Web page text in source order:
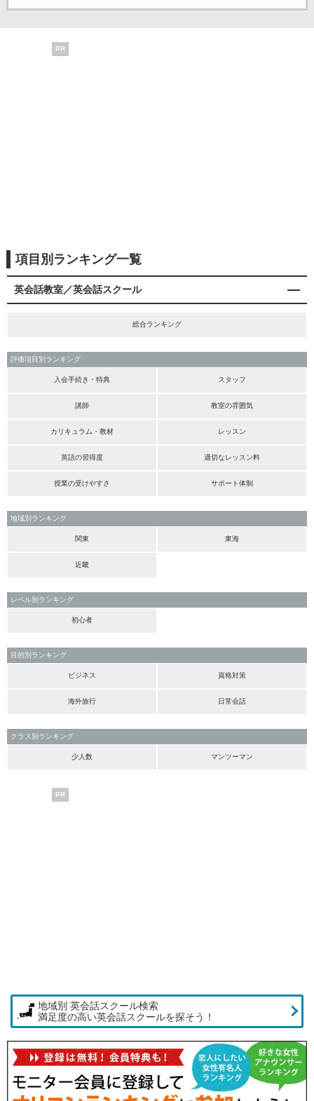
PR
項目別ランキング一覧
英会話教室／英会話スクール
総合ランキング
評価項目別ランキング
入会手続き・特典 スタッフ
講師 教室の雰囲気
カリキュラム・教材 レッスン
英語の習得度 適切なレッスン料
授業の受けやすさ サポート体制
地域別ランキング
関東 東海
近畿
レベル別ランキング
初心者
目的別ランキング
ビジネス 資格対策
海外旅行 日常会話
クラス別ランキング
少人数 マンツーマン
PR
地域別 英会話スクール検索
満足度の高い英会話スクールを探そう！